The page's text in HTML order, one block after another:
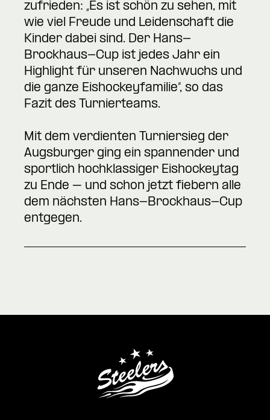
zufrieden: „Es ist schön zu sehen, mit
wie viel Freude und Leidenschaft die
Kinder dabei sind. Der Hans-
Brockhaus-Cup ist jedes Jahr ein
Highlight für unseren Nachwuchs und
die ganze Eishockeyfamilie“, so das
Fazit des Turnierteams.
Mit dem verdienten Turniersieg der
Augsburger ging ein spannender und
sportlich hochklassiger Eishockeytag
zu Ende – und schon jetzt fiebern alle
dem nächsten Hans-Brockhaus-Cup
entgegen.